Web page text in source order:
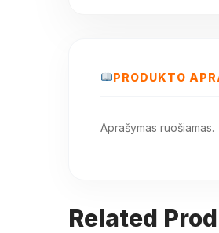
PRODUKTO
Aprašymas ruošiamas.
Related